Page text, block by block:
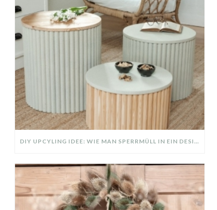
DIY UPCYLING IDEE: WIE MAN SPERRMÜLL IN EIN DESIGNER TEIL VERWANDELT